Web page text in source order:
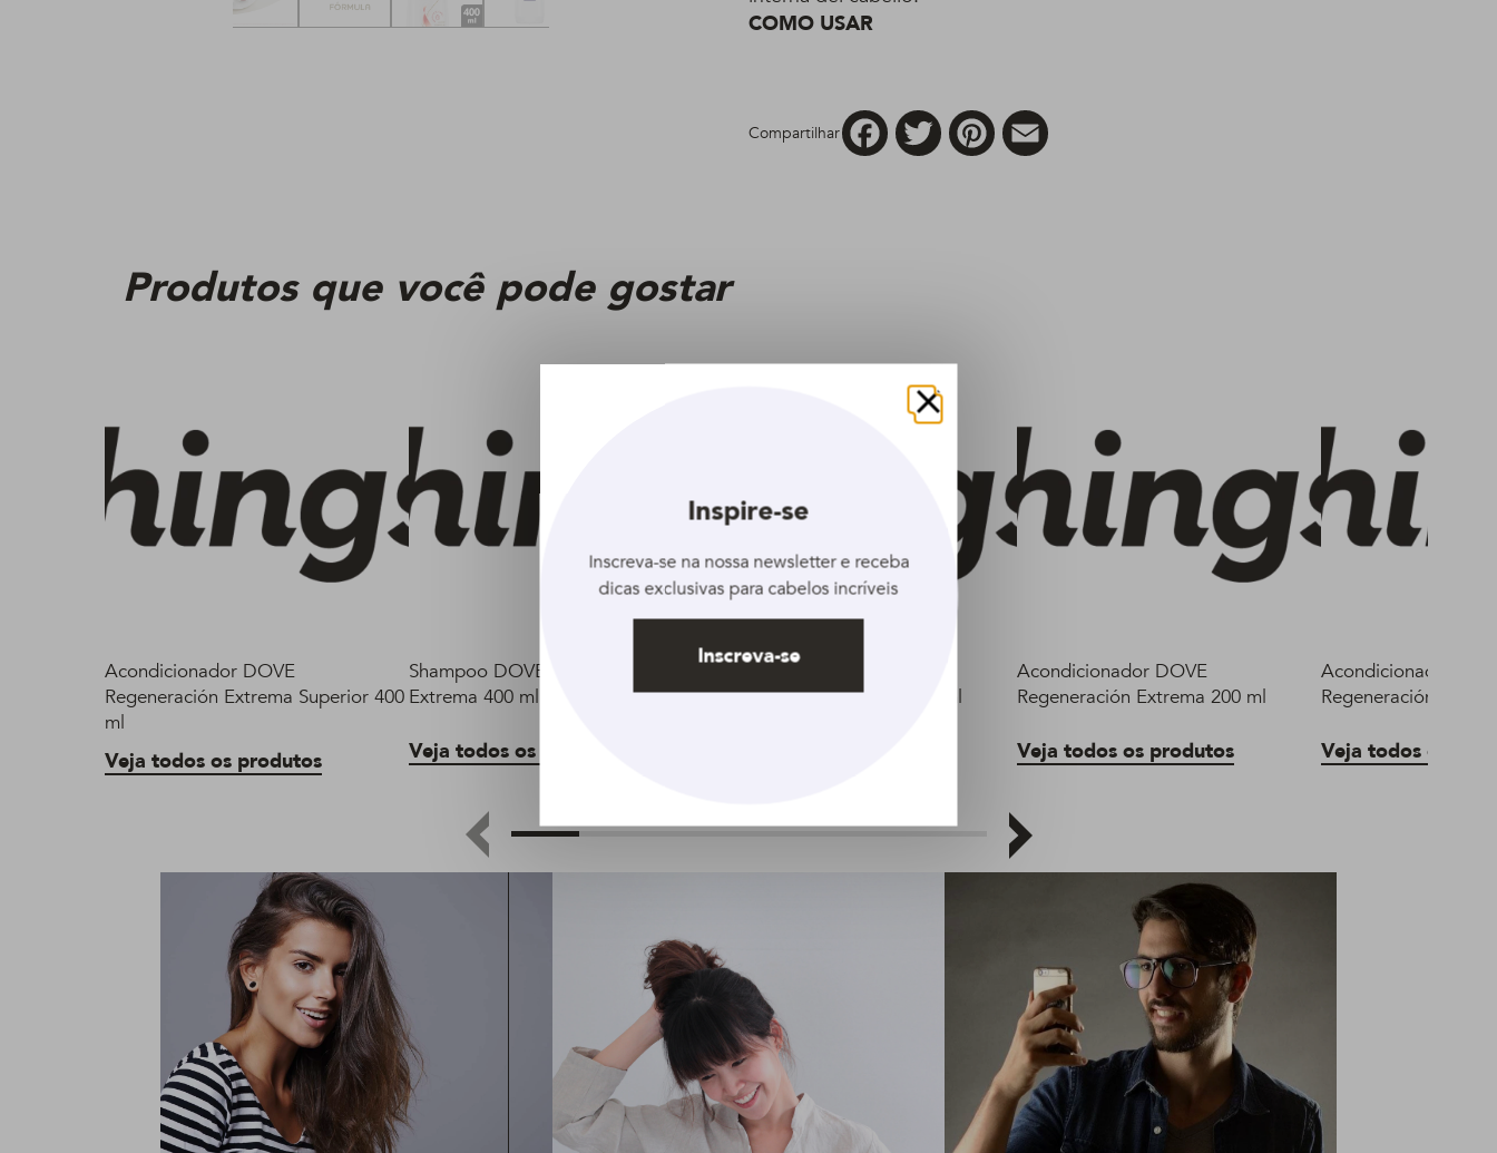
COMO USAR
Compartilhar
FacebookTwitter Pinterest
Produtos que você pode gostar
Acondicionador DOVE
Regeneración Extrema Superior 400
ml
Veja todos os produtos
Shampoo DOVE Regeneración
Extrema 400 ml
Veja todos os produtos
Acondicionador DOVE
Regeneración Extrema 750 ml
Acondicionador DOVE
Regeneración Extrema 200 ml
Veja todos os produtos
Acondicionador
Regeneración
Veja todos os
Fechar
Inspire-se
Inscreva-se na nossa newsletter e receba
dicas exclusivas para cabelos incríveis
Inscreva-se